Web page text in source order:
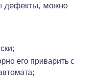
дефекты, можно
его приварить с